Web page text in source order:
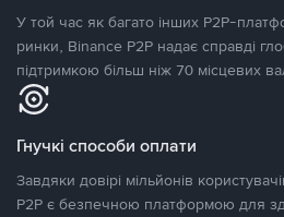
У той час як багато інших P2P-
ринки, Binance P2P надає справді
підтримкою більш ніж 70 місцевих
Гнучкі способи оплати
Завдяки довірі мільйонів
P2P є безпечною платформою для